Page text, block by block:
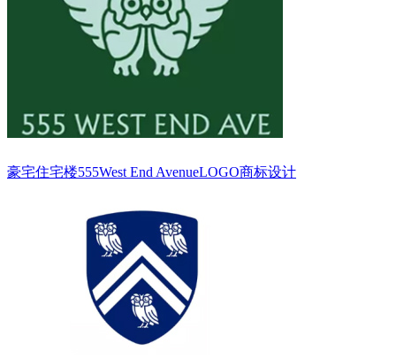
豪宅住宅楼555West End AvenueLOGO商标设计